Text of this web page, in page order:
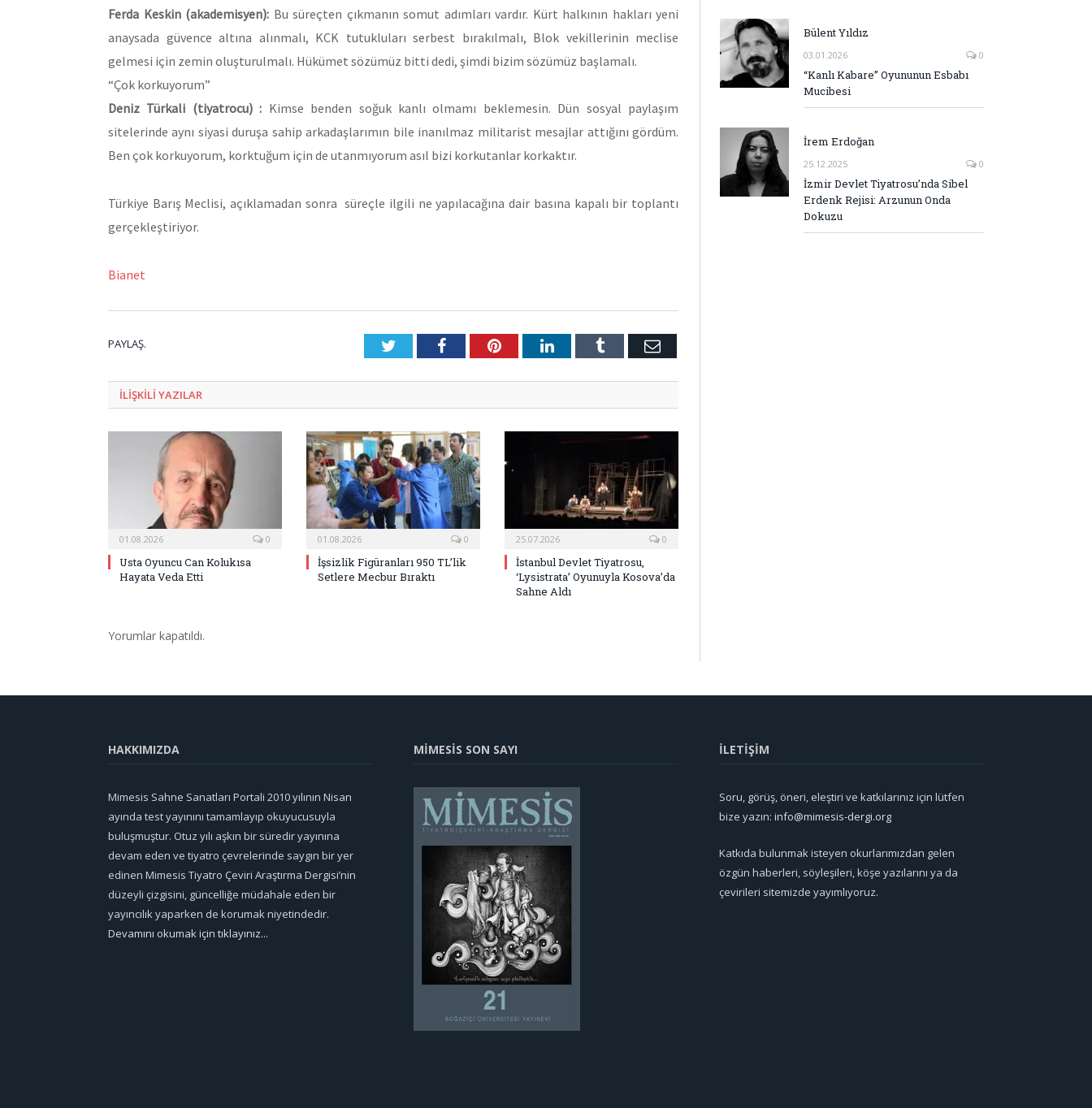
Ferda Keskin(akademisyen): Bu süreçten çıkmanın somut adımları vardır. Kürt halkının hakları yeni
anaysada güvence altına alınmalı, KCK tutukluları serbest bırakılmalı, Blok vekillerinin meclise
gelmesi için zemin oluşturulmalı. Hükümet sözümüz bitti dedi, şimdi bizim sözümüz başlamalı.
“Çok korkuyorum”
Deniz Türkali (tiyatrocu) : Kimse benden soğuk kanlı olmamı beklemesin. Dün sosyal paylaşım
sitelerinde aynı siyasi duruşa sahip arkadaşlarımın bile inanılmaz militarist mesajlar attığını gördüm.
Ben çok korkuyorum, korktuğum için de utanmıyorum asıl bizi korkutanlar korkaktır.
Türkiye Barış Meclisi, açıklamadan sonra süreçle ilgili ne yapılacağına dair basına kapalı bir toplantı
gerçekleştiriyor.
Bianet
PAYLAŞ. TwitterFacebookPinterestLinkedInTumblr E-
ILIŞKILI YAZILAR
01.08.2026 0
Usta Oyuncu Can Kolukısa
Hayata Veda Etti
01.08.2026 0
İşsizlik Figüranları 950 TL’lik
Setlere Mecbur Bıraktı
25.07.2026 0
İstanbul Devlet Tiyatrosu,
‘Lysistrata’ Oyunuyla Kosova’da
Sahne Aldı
Yorumlar kapatıldı.
Bülent Yıldız
03.01.2026 0
“Kanlı Kabare” Oyununun Esbabı
Mucibesi
İrem Erdoğan
25.12.2025 0
İzmir Devlet Tiyatrosu’nda Sibel
Erdenk Rejisi: Arzunun Onda
Dokuzu
HAKKIMIZDA
Mimesis Sahne Sanatları Portali 2010 yılının Nisan
ayında test yayınını tamamlayıp okuyucusuyla
buluşmuştur. Otuz yılı aşkın bir süredir yayınına
devam eden ve tiyatro çevrelerinde saygın bir yer
edinen Mimesis Tiyatro Çeviri Araştırma Dergisi’nin
düzeyli çizgisini, güncelliğe müdahale eden bir
yayıncılık yaparken de korumak niyetindedir.
Devamını okumak için tıklayınız...
MİMESİS SON SAYI İLETİŞİM
Soru, görüş, öneri, eleştiri ve katkılarınız için lütfen
bize yazın: info@mimesis-dergi.org
Katkıda bulunmak isteyen okurlarımızdan gelen
özgün haberleri, söyleşileri, köşe yazılarını ya da
çevirileri sitemizde yayımlıyoruz.